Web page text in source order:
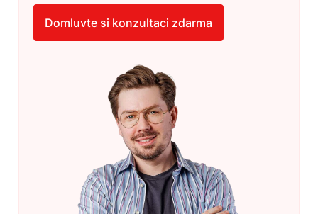
Domluvte si konzultaci zdarma